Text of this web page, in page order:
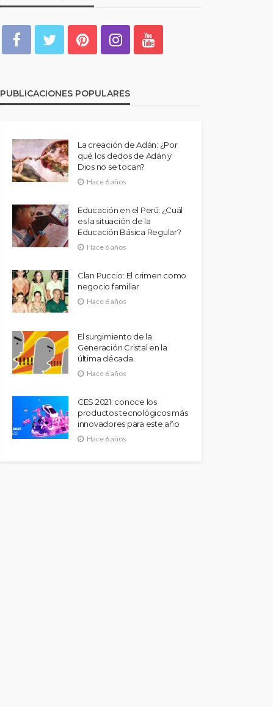
PUBLICACIONES POPULARES
La creación de Adán: ¿Por
qué los dedos de Adán y
Dios no se tocan?
Hace 6 años
Educación en el Perú: ¿Cuál
es la situación de la
Educación Básica Regular?
Hace 6 años
Clan Puccio: El crimen como
negocio familiar
Hace 6 años
El surgimiento de la
Generación Cristal en la
última década.
Hace 6 años
CES 2021: conoce los
productos tecnológicos más
innovadores para este año
Hace 6 años